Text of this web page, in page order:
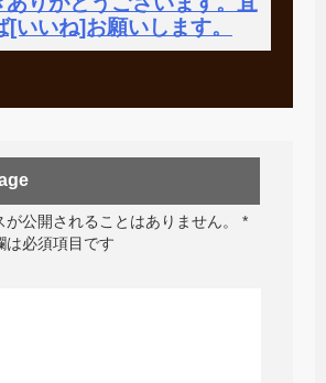
[いいね]お願いします。
が公開されることはありません。
*
は必須項目です